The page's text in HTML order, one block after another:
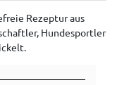
Rezeptur aus
Hundesportler